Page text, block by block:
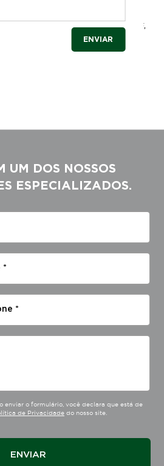
,
SISTEMA DE CORTE ,
UM DOS NOSSOS
ESPECIALIZADOS.
*
*
enviar o formulário, você declara que está de
de Privacidade do nosso site.